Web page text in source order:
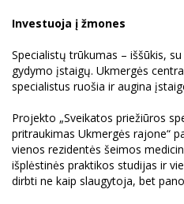
Investuoja į žmones
Specialistų trūkumas – iššūkis,
gydymo įstaigų. Ukmergės
specialistus ruošia ir augina
Projekto „Sveikatos priežiūros
pritraukimas Ukmergės rajone“
vienos rezidentės šeimos
išplėstinės praktikos studijas ir
dirbti ne kaip slaugytoja, bet